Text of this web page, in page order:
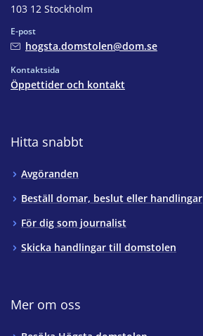
103 12 Stockholm
E-post
hogsta.domstolen@dom.se
Kontaktsida
Öppettider och kontakt
Hitta snabbt
Avgöranden
Beställ domar, beslut eller handlingar
För dig som journalist
Skicka handlingar till domstolen
Mer om oss